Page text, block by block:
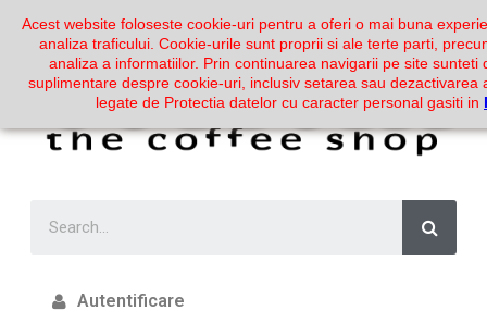
Acest website foloseste cookie-uri pentru a oferi o mai buna
analiza traficului. Cookie-urile sunt proprii si ale terte parti,
analiza a informatiilor. Prin continuarea navigarii pe site sunteti
suplimentare despre cookie-uri, inclusiv setarea sau dezactivarea
legate de Protectia datelor cu caracter personal gasiti in
Autentificare